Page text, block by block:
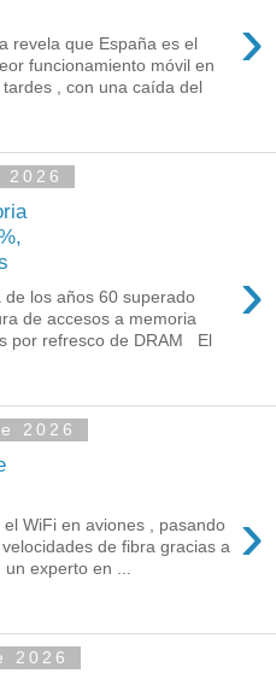
›
revela que España es el
funcionamiento móvil en
, con una caída del
›
de los años 60 superado
de accesos a memoria
por refresco de DRAM El
2026
›
WiFi en aviones , pasando
de fibra gracias a
experto en ...
2026